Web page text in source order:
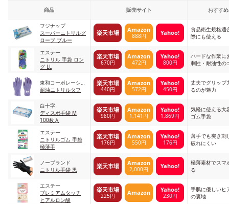
商品 販売サイト おすす
フジナップ
スーパーニトリルグ
ローブ ブルー
楽天市場 Amazon
888円 Yahoo!
食品衛生規格適
際にも使える
エステー
ニトリル 手袋 ロン
グ LL
楽天市場
670円
Amazon
472円
Yahoo!
800円
ハードな作業に
刺性・耐油性の
東和コーポレーショ
ン
耐油ニトリルタフ
楽天市場
440円
Amazon
572円
Yahoo!
450円
丈夫でグリップ
るのが魅力
白十字
ディスポ手袋 M
100枚入
楽天市場
980円
Amazon
1,141円
Yahoo!
1,869円
気軽に使える大
ゴム手袋
エステー
ニトリルゴム 手袋
極薄手
楽天市場
176円
Amazon
550円
Yahoo!
176円
薄手でも突き刺
破れにくい
ノーブランド
ニトリル手袋 黒
楽天市場 Amazon
2,000円 Yahoo!
極薄素材でスマ
る
エステー
プレミアムタッチ
ヒアルロン酸
楽天市場
225円 Amazon Yahoo!
230円
手肌に優しいヒ
の裏地